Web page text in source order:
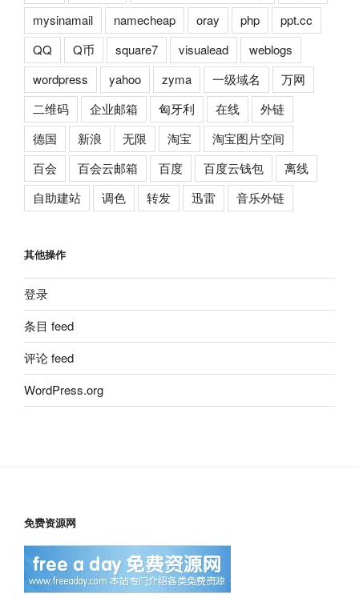
mysinamail
namecheap oray php
ppt.cc
QQ
Q币 square7 visualead
weblogs
wordpress
yahoo zyma 一级域名
万网
二维码
企业邮箱 匈牙利 在线
外链
德国
新浪 无限 淘宝
淘宝图片空间
百会
百会云邮箱 百度 百度云钱包
离线
自助建站
调色 转发 迅雷 音乐外链
其他操作
登录
条目 feed
评论 feed
WordPress.org
免费资源网